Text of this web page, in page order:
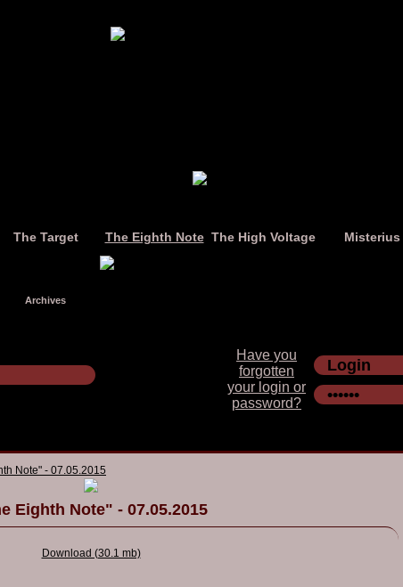
The Target The Eighth Note The High Voltage Misterius
Archives
Have you
forgotten
your login or
password?
Note" - 07.05.2015
Eighth Note" - 07.05.2015
Download (30.1 mb)